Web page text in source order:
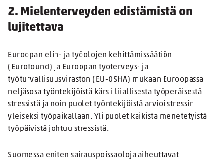
2. Mielenterveyden edistämistä on
lujitettava
Euroopan elin- ja työolojen kehittämissäätiön
(Eurofound) ja Euroopan työterveys- ja
työturvallisuusviraston (EU-OSHA) mukaan Euroopassa
neljäsosa työntekijöistä kärsii liiallisesta työperäisestä
stressistä ja noin puolet työntekijöistä arvioi stressin
yleiseksi työpaikallaan. Yli puolet kaikista menetetyistä
työpäivistä johtuu stressistä.
Suomessa eniten sairauspoissaoloja aiheuttavat